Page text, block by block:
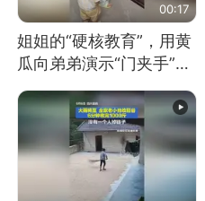
00:17
姐姐的“硬核教育”，用黄
瓜向弟弟演示“门夹手”，
网友：果然言传不如身
教！